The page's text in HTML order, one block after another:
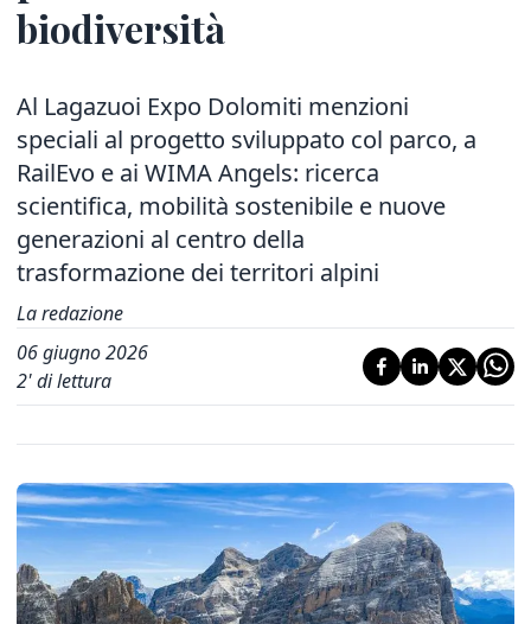
biodiversità
Al Lagazuoi Expo Dolomiti menzioni
speciali al progetto sviluppato col parco, a
RailEvo e ai WIMA Angels: ricerca
scientifica, mobilità sostenibile e nuove
generazioni al centro della
trasformazione dei territori alpini
La redazione
06 giugno 2026
2' di lettura